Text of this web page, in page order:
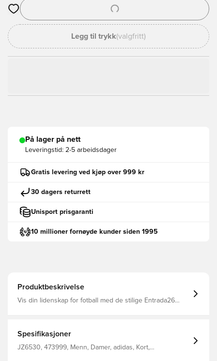
Åpner en Modal for å logge inn eller registrere deg som
Legg til trykk(valgfritt)
På lager på nett
Leveringstid: 2-5 arbeidsdager
Gratis levering ved kjøp over 999 kr
30 dagers returrett
Unisport prisgaranti
10 millioner fornøyde kunder siden 1995
Produktbeskrivelse
Vis din lidenskap for fotball med de stilige Entrada26
Brodert sportsmerke Vanlig passform 100% polyester
(100% resirkulert)
Spesifikasjoner
JZ6530, 473999, Menn, Damer, adidas, Kort,